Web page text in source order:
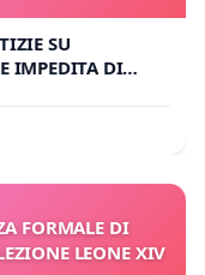
SU
IMPEDITA DI
FORMALE DI
LEONE XIV